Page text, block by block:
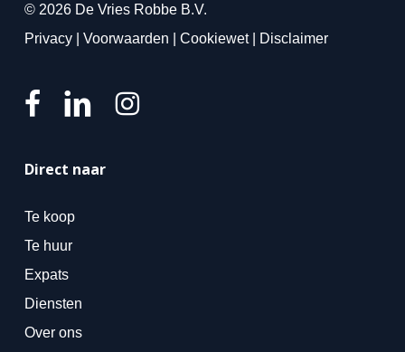
© 2026 De Vries Robbe B.V.
Privacy| Voorwaarden Cookiewet| Disclaimer
Direct naar
Te koop
Te huur
Expats
Diensten
Over ons